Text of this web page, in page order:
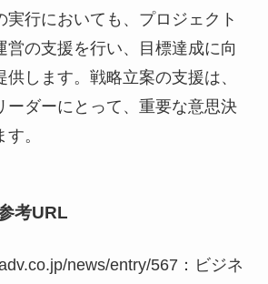
実行においても、プロジェクト
営の支援を行い、目標達成に向
します。戦略立案の支援は、
ーダーにとって、重要な意思決
。
考URL
news/entry/567：ビジネ